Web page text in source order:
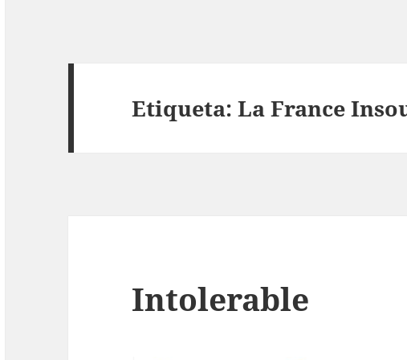
Etiqueta:La France
Intolerable